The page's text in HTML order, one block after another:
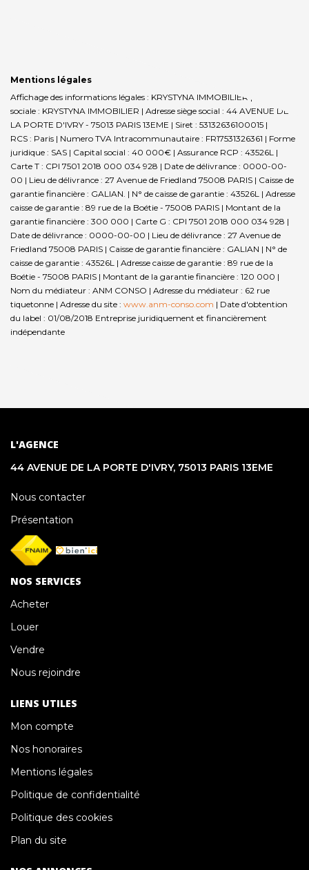
Mentions légales
Affichage des informations légales : KRYSTYNA IMMOBILIER | Raison
sociale : KRYSTYNA IMMOBILIER | Adresse siège social : 44 AVENUE DE
LA PORTE D'IVRY - 75013 PARIS 13EME | Siret : 53132636100015 |
RCS : Paris | Numero TVA Intracommunautaire : FR17531326361 | Forme
juridique : SAS | Capital social : 40 000€ | Assurance RCP : 43526L |
Carte T : CPI 7501 2018 000 034 928 | Date de délivrance : 0000-00-
00 | Lieu de délivrance : 27 Avenue de Friedland 75008 PARIS | Caisse de
garantie financière : GALIAN. | N° de caisse de garantie : 43526L | Adresse
caisse de garantie : 89 rue de la Boétie - 75008 PARIS | Montant de la
garantie financière : 300 000 | Carte G : CPI 7501 2018 000 034 928 |
Date de délivrance : 0000-00-00 | Lieu de délivrance : 27 Avenue de
Friedland 75008 PARIS | Caisse de garantie financière : GALIAN | N° de
caisse de garantie : 43526L | Adresse caisse de garantie : 89 rue de la
Boétie - 75008 PARIS | Montant de la garantie financière : 120 000 |
Nom du médiateur : ANM CONSO | Adresse du médiateur : 62 rue
tiquetonne | Adresse du site : www.anm-conso.com | Date d'obtention
du label : 01/08/2018 Entreprise juridiquement et financièrement
indépendante
L'AGENCE
44 AVENUE DE LA PORTE D'IVRY, 75013 PARIS 13EME
Nous contacter
Présentation
NOS SERVICES
Acheter
Louer
Vendre
Nous rejoindre
LIENS UTILES
Mon compte
Nos honoraires
Mentions légales
Politique de confidentialité
Politique des cookies
Plan du site